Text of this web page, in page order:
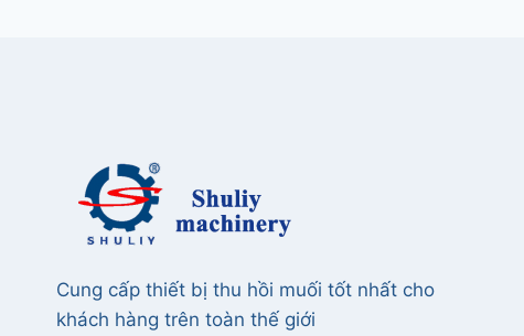
Cung cấp thiết bị thu hồi muối tốt nhất cho
khách hàng trên toàn thế giới